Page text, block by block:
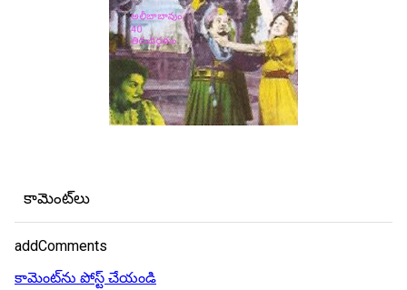
కామెంట్‌లు
addComments
కామెంట్‌ను పోస్ట్ చేయండి